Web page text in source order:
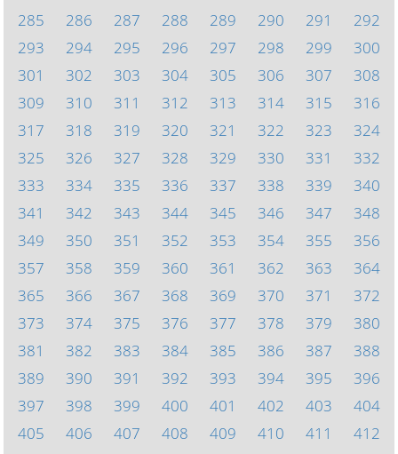
285
286 287 288 289 290 291
292
293
294 295 296 297 298 299
300
301
302 303 304 305 306 307
308
309
310 311 312 313 314 315
316
317
318 319 320 321 322 323
324
325
326 327 328 329 330 331
332
333
334 335 336 337 338 339
340
341
342 343 344 345 346 347
348
349
350 351 352 353 354 355
356
357
358 359 360 361 362 363
364
365
366 367 368 369 370 371
372
373
374 375 376 377 378 379
380
381
382 383 384 385 386 387
388
389
390 391 392 393 394 395
396
397
398 399 400 401 402 403
404
405
406 407 408 409 410 411
412